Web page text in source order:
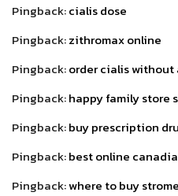
Pingback:cialis dose
Pingback:zithromax online
Pingback:order cialis
Pingback:happy family store
Pingback:buy prescription
Pingback:best online
Pingback:where to buy